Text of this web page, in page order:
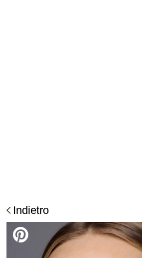
Indietro